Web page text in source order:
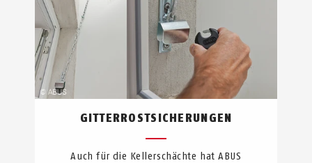
GITTERROSTSICHERUNGEN
Auch für die Kellerschächte hat ABUS